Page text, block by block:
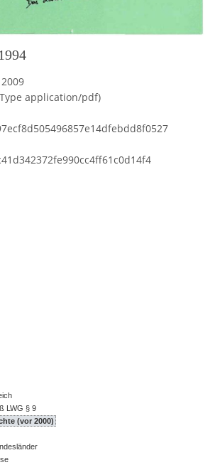
application/pdf)
LWG § 9
(vor 2000)